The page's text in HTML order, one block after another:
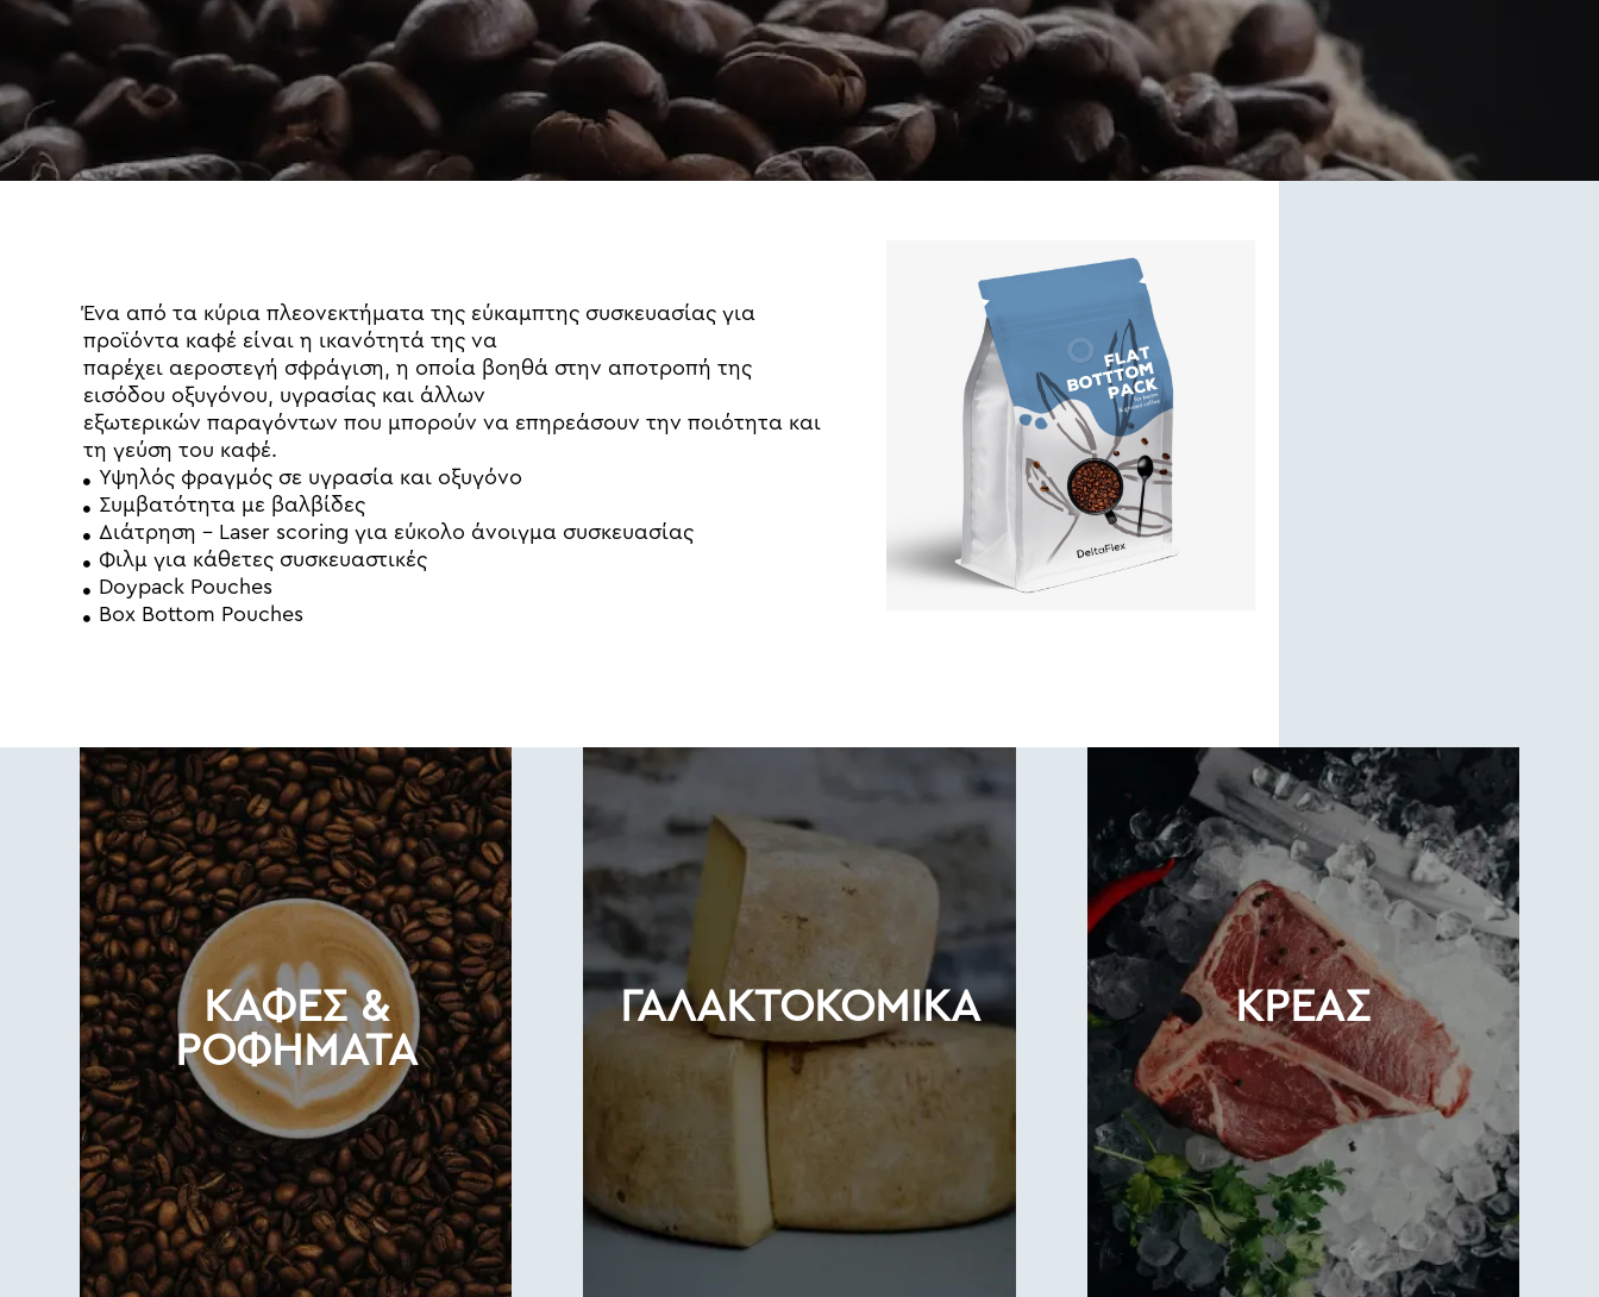
ε
Ένα από τα κύρια πλεονεκτήματα της εύκαμπτης συσκευασίας για
προϊόντα καφέ είναι η ικανότητά της να
παρέχει αεροστεγή σφράγιση, η οποία βοηθά στην αποτροπή της
εισόδου οξυγόνου, υγρασίας και άλλων
εξωτερικών παραγόντων που μπορούν να επηρεάσουν την ποιότητα και
τη γεύση του καφέ.
Υψηλός φραγμός σε υγρασία και οξυγόνο
Συμβατότητα με βαλβίδες
Διάτρηση – Laser scoring για εύκολο άνοιγμα συσκευασίας
Φιλμ για κάθετες συσκευαστικές
Doypack Pouches
Box Bottom Pouches
ΚΑΦΕΣ &
ΡΟΦΗΜΑΤΑ
ΓΑΛΑΚΤΟΚΟΜΙΚΑ ΚΡΕΑΣ